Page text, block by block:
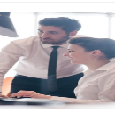
れって両想い
？ 第三者から見